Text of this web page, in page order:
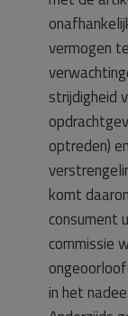
vermogen
strijdigheid
optreden)
komt
consument
commissie
in het